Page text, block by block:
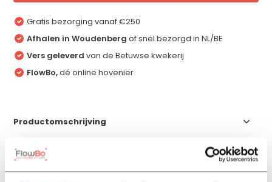
Gratis bezorging vanaf €250
Afhalen in Woudenberg of snel bezorgd in NL/BE
Vers geleverd van de Betuwse kwekerij
FlowBo,dé online hovenier
Productomschrijving
Specificaties